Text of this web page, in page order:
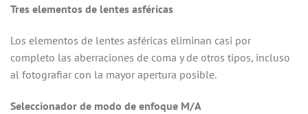
Tres elementos de lentes asféricas
Los elementos de lentes asféricas eliminan casi por
completo las aberraciones de coma y de otros tipos, incluso
al fotografiar con la mayor apertura posible.
Seleccionador de modo de enfoque M/A